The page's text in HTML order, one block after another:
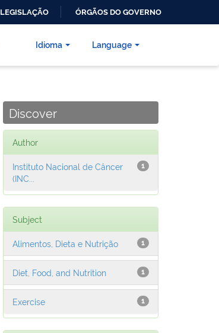
LEGISLAÇÃO ÓRGÃOS DO GOVERNO
Language
Idioma
Discover
Author
1
Instituto Nacional de Câncer
(INC...
Subject
1
Alimentos, Dieta e Nutrição
1
Diet, Food, and Nutrition
1
Exercise